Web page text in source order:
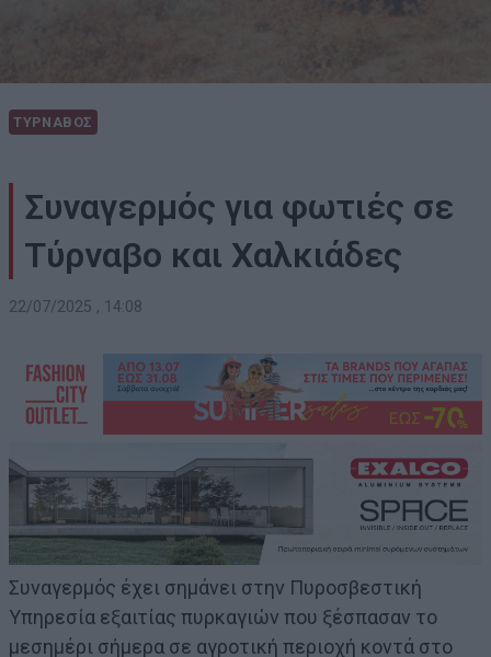
ΤΥΡΝΑΒΟΣ
Συναγερμός για φωτιές σε
Τύρναβο και Χαλκιάδες
22/07/2025 , 14:08
Συναγερμός έχει σημάνει στην Πυροσβεστική
Υπηρεσία εξαιτίας πυρκαγιών που ξέσπασαν το
μεσημέρι σήμερα σε αγροτική περιοχή κοντά στο